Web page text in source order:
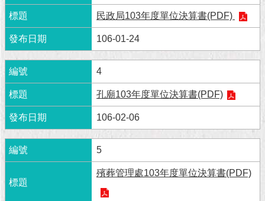
館
發
現
臺
北
活
動
主
題
館
與
民政局103年度單位決算書(PDF)
106-01-24
4
孔廟103年度單位決算書(PDF)
106-02-06
5
殯葬管理處103年度單位決算書(PDF)